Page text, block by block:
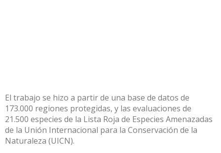
El trabajo se hizo a partir de una base de datos de
173.000 regiones protegidas, y las evaluaciones de
21.500 especies de la Lista Roja de Especies Amenazadas
de la Unión Internacional para la Conservación de la
Naturaleza (UICN).